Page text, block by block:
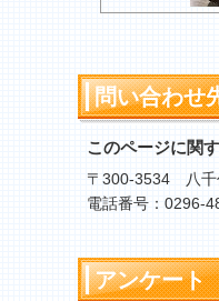
問い合わせ
このページに関
〒300-3534 八千
電話番号：0296-
アンケート